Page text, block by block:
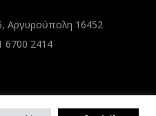
Αργυρούπολη 16452
6700 2414